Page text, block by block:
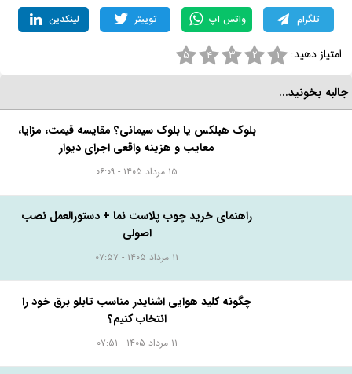
تلگرام واتس اپ توییتر لینکدین
امتیاز دهید: ۱ ۲ ۳ ۴ ۵
بخونید...
بلوک هبلکس یا بلوک سیمانی؟ مقایسه قیمت، مزایا،
معایب و هزینه واقعی اجرای دیوار
۱۵ مرداد ۱۴۰۵ - ۰۶:۰۹
راهنمای خرید چوب پلاست نما + دستورالعمل نصب
اصولی
چگونه کلید هوایی اشنایدر مناسب تابلو برق خود را
انتخاب کنیم؟